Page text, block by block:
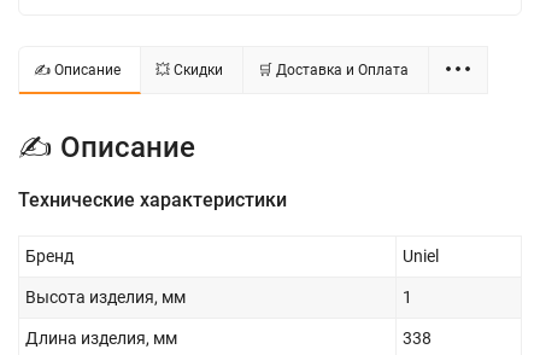
✍ Описание 💥 Скидки 🛒 Доставка и Оплата
✍ Описание
Технические характеристики
Бренд Uniel
Высота изделия, мм 1
Длина изделия, мм 338